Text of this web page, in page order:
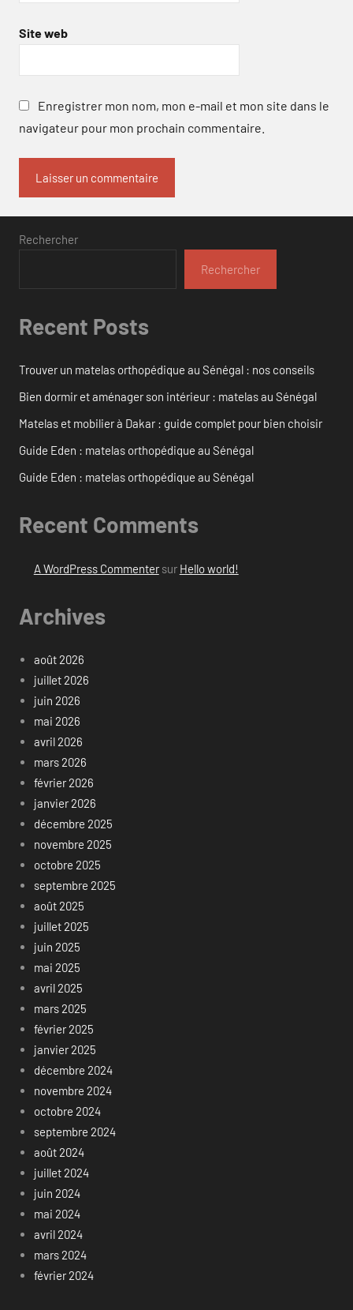
Site web
Enregistrer mon nom, mon e-mail et mon site dans le
navigateur pour mon prochain commentaire.
Rechercher
Rechercher
Recent Posts
Trouver un matelas orthopédique au Sénégal : nos conseils
Bien dormir et aménager son intérieur : matelas au Sénégal
Matelas et mobilier à Dakar : guide complet pour bien choisir
Guide Eden : matelas orthopédique au Sénégal
Guide Eden : matelas orthopédique au Sénégal
Recent Comments
A WordPress Commentersur Hello world!
Archives
août 2026
juillet 2026
juin 2026
mai 2026
avril 2026
mars 2026
février 2026
janvier 2026
décembre 2025
novembre 2025
octobre 2025
septembre 2025
août 2025
juillet 2025
juin 2025
mai 2025
avril 2025
mars 2025
février 2025
janvier 2025
décembre 2024
novembre 2024
octobre 2024
septembre 2024
août 2024
juillet 2024
juin 2024
mai 2024
avril 2024
mars 2024
février 2024